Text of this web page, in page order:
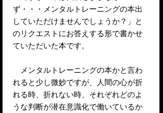
ず・・・メンタルトレーニングの本出
していただけませんでしょうか？」と
のリクエストにお答えする形で書かせ
ていただいた本です。
メンタルトレーニングの本かと言わ
れると少し微妙ですが、人間の心が折
れる時、折れない時、それぞれどのよ
うな判断が潜在意識化で働いているか